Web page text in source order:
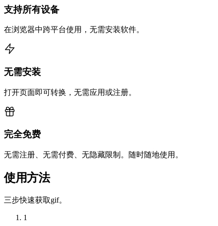
支持所有设备
在浏览器中跨平台使用，无需安装软件。
无需安装
打开页面即可转换，无需应用或注册。
完全免费
无需注册、无需付费、无隐藏限制。随时随地使用。
使用方法
三步快速获取gif。
1